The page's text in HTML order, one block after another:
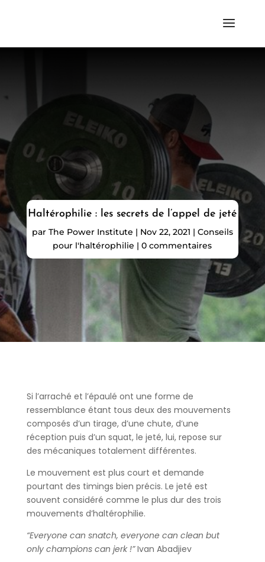
Haltérophilie : les secrets de l’appel de jeté
par The Power Institute | Nov 22, 2021 | Conseils
pour l'haltérophilie |0 commentaires
Si l’arraché et l’épaulé ont une forme de
ressemblance étant tous deux des mouvements
composés d’un tirage, d’une chute, d’une
réception puis d’un squat, le jeté, lui, repose sur
des mécaniques totalement différentes.
Le mouvement est plus court et demande
pourtant des timings bien précis. Le jeté est
souvent considéré comme le plus dur des trois
mouvements d’haltérophilie.
“Everyone can snatch, everyone can clean but
only champions can jerk !”Ivan Abadjiev